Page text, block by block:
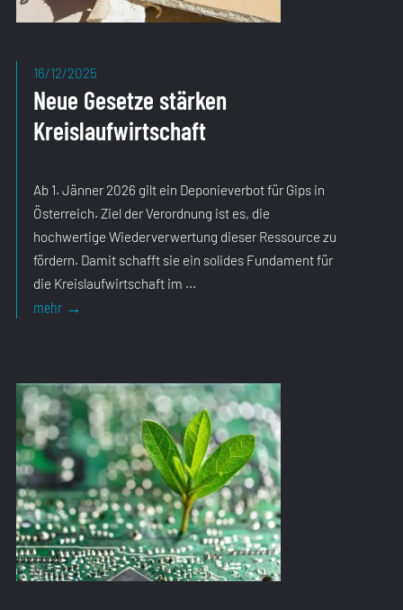
16/12/2025
Neue Gesetze stärken
Kreislaufwirtschaft
Ab 1. Jänner 2026 gilt ein Deponieverbot für Gips in
Österreich. Ziel der Verordnung ist es, die
hochwertige Wiederverwertung dieser Ressource zu
fördern. Damit schafft sie ein solides Fundament für
die Kreislaufwirtschaft im ...